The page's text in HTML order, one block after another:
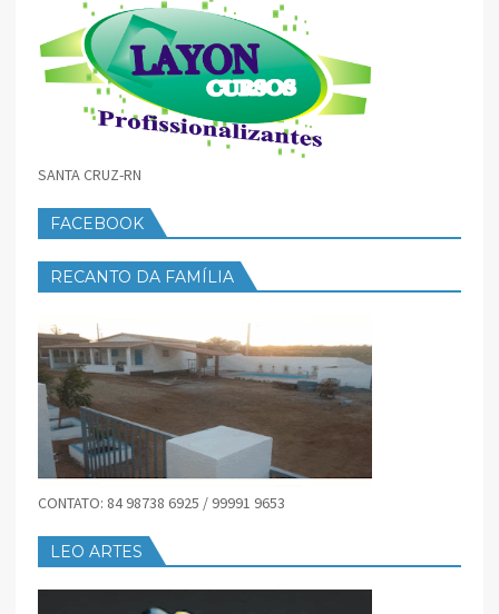
SANTA CRUZ-RN
FACEBOOK
RECANTO DA FAMÍLIA
CONTATO: 84 98738 6925 / 99991 9653
LEO ARTES